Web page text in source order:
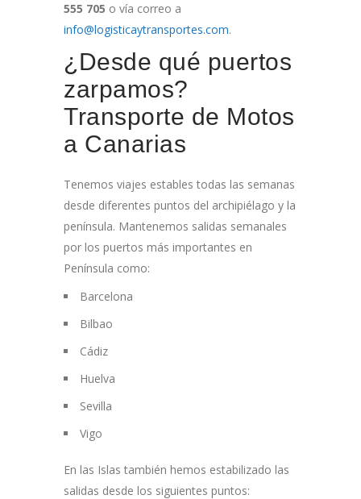
555 705 o vía correo a
info@logisticaytransportes.com.
¿Desde qué puertos
zarpamos?
Transporte de Motos
a Canarias
Tenemos viajes estables todas las semanas
desde diferentes puntos del archipiélago y la
península. Mantenemos salidas semanales
por los puertos más importantes en
Península como:
Barcelona
Bilbao
Cádiz
Huelva
Sevilla
Vigo
En las Islas también hemos estabilizado las
salidas desde los siguientes puntos: